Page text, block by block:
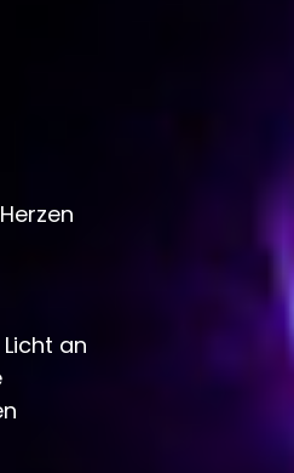
an